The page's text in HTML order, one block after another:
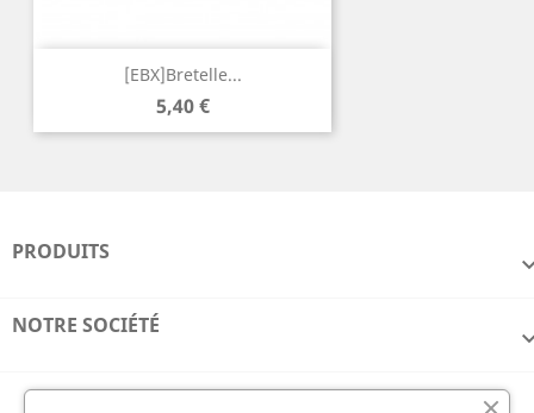
[EBX]Bretelle...
Prix
5,40 €
PRODUITS
NOTRE SOCIÉTÉ